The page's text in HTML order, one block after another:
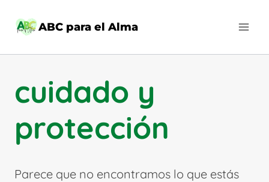
ABC para el Alma
cuidado y
protección
Parece que no encontramos lo que estás